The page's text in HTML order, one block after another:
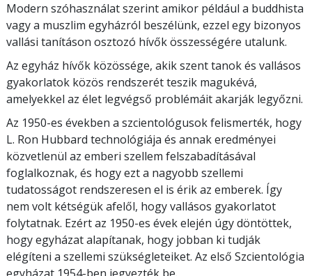
Modern szóhasználat szerint amikor például a buddhista
vagy a muszlim egyházról beszélünk, ezzel egy bizonyos
vallási tanításon osztozó hívők összességére utalunk.
Az egyház hívők közössége, akik szent tanok és vallásos
gyakorlatok közös rendszerét teszik magukévá,
amelyekkel az élet legvégső problémáit akarják legyőzni.
Az 1950-es években a szcientológusok felismerték, hogy
L. Ron Hubbard technológiája és annak eredményei
közvetlenül az emberi szellem felszabadításával
foglalkoznak, és hogy ezt a nagyobb szellemi
tudatosságot rendszeresen el is érik az emberek. Így
nem volt kétségük afelől, hogy vallásos gyakorlatot
folytatnak. Ezért az 1950-es évek elején úgy döntöttek,
hogy egyházat alapítanak, hogy jobban ki tudják
elégíteni a szellemi szükségleteiket. Az első Szcientológia